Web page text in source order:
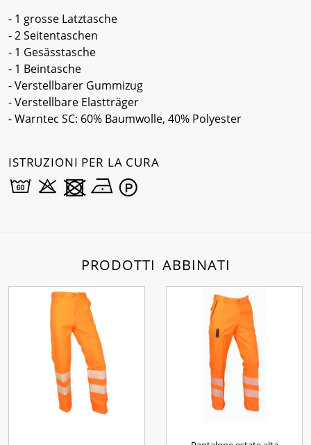
- 1 grosse Latztasche
- 2 Seitentaschen
- 1 Gesässtasche
- 1 Beintasche
- Verstellbarer Gummizug
- Verstellbare Elastträger
- Warntec SC: 60% Baumwolle, 40% Polyester
ISTRUZIONI PER LA CURA
PRODOTTI ABBINATI